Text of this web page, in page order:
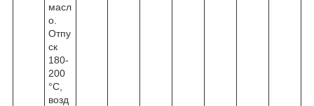
масл
о.
Отпу
ск
180-
200
°С,
возд